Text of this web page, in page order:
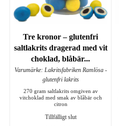
Tre kronor – glutenfri
saltlakrits dragerad med vit
choklad, blåbär...
Varumärke: Lakritsfabriken Ramlösa -
glutenfri lakrits
270 gram saltlakrits omgiven av
vitchoklad med smak av blåbär och
citron
Tillfälligt slut